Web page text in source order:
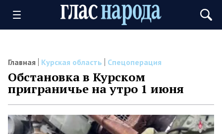
Главная Курская область Спецоперация
Обстановка в Курском
приграничье на утро 1 июня